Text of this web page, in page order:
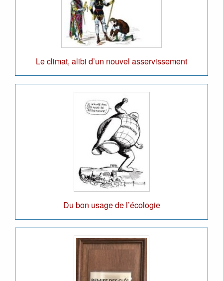
Le climat, alibi d’un nouvel asservissement
Du bon usage de l’écologie